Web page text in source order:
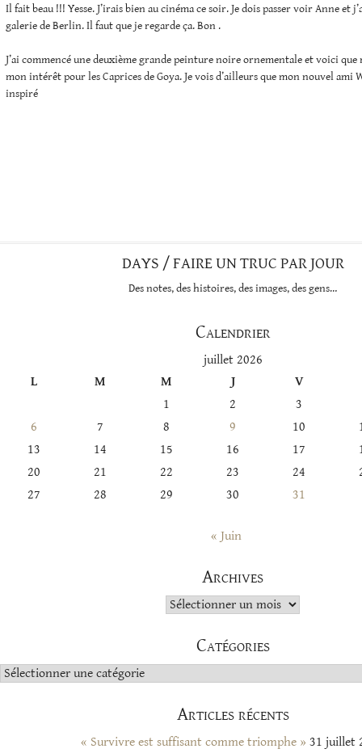
Il fait beau !!! Yesse. J’irais bien au cinéma ce soir. Je dois passer voir Anne et
galerie de Berlin. Il faut que je regarde ça. Bon .
J’ai commencé une deuxième grande peinture noire ornementale et voici
mon intérêt pour les Caprices de Goya. Je vois d’ailleurs que mon nouvel ami
inspiré
DAYS / FAIRE UN TRUC PAR JOUR
Des notes, des histoires, des images, des gens…
Calendrier
juillet 2026
L
M M J
V
1
2
3
6
7 8 9 10
13
14 15 16 17
20
21 22 23 24
27
28 29 30 31
« Juin
Archives
Archives
Catégories
Catégories
Articles récents
« Survivre est suffisant comme triomphe » 31 juillet